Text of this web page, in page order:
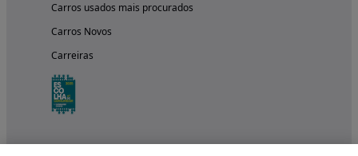
Carros usados mais procurados
Carros Novos
Carreiras